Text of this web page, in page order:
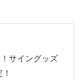
サイングッズ